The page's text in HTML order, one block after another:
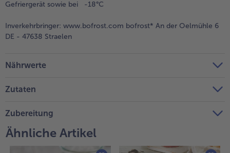
Gefriergerät sowie bei -18°C
Inverkehrbringer: www.bofrost.com bofrost* An der Oelmühle 6
DE - 47638 Straelen
Nährwerte
Zutaten
Zubereitung
Ähnliche Artikel